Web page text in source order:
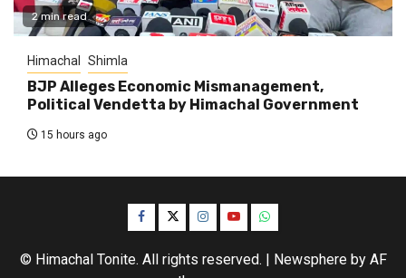
2 min read
Himachal Shimla
BJP Alleges Economic Mismanagement,
Political Vendetta by Himachal Government
15 hours ago
Facebook
TwitterInstagram
YouTubeWhatsApp
© Himachal Tonite. All rights reserved. Newsphereby AF